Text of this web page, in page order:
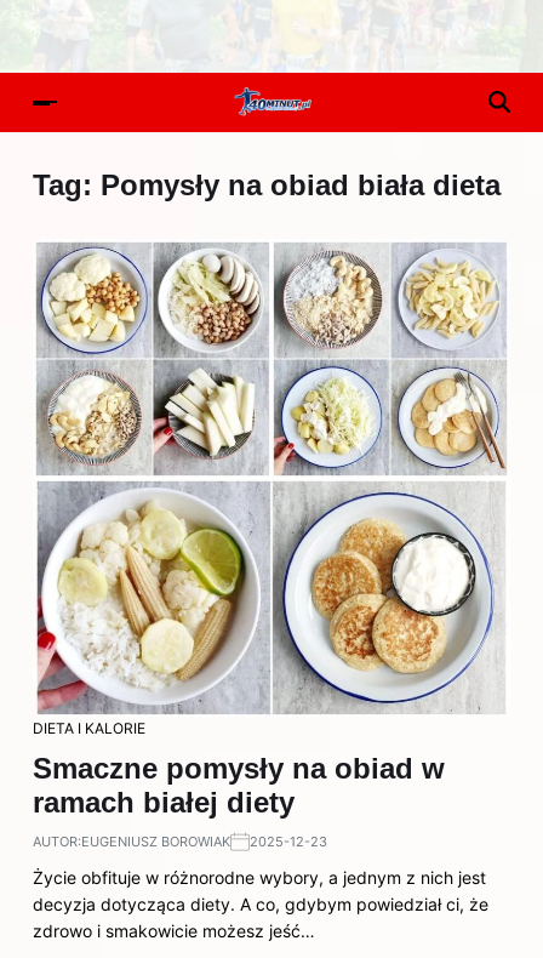
Tag: Pomysły na obiad biała dieta
DIETA I KALORIE
Smaczne pomysły na obiad w
ramach białej diety
AUTOR:EUGENIUSZ BOROWIAK 2025-12-23
Życie obfituje w różnorodne wybory, a jednym z nich jest
decyzja dotycząca diety. A co, gdybym powiedział ci, że
zdrowo i smakowicie możesz jeść…